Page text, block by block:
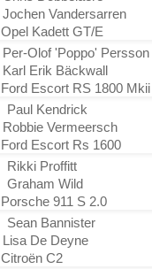
Jochen Vandersarren
Opel Kadett GT/E
Per-Olof 'Poppo' Persson
Karl Erik Bäckwall
Ford Escort RS 1800 Mkii
Paul Kendrick
Robbie Vermeersch
Ford Escort Rs 1600
Rikki Proffitt
Graham Wild
Porsche 911 S 2.0
Sean Bannister
Lisa De Deyne
Citroën C2